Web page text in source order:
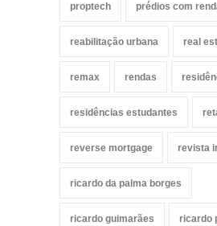
proptech prédios com
reabilitação urbana real
remax rendas
residências estudantes
reverse mortgage revista
ricardo da palma borges
ricardo guimarães ricardo